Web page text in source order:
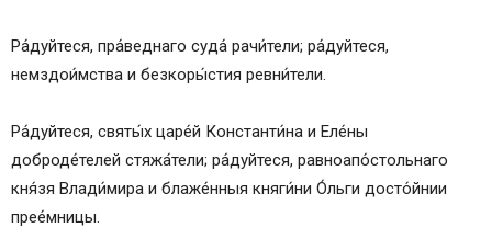
Ра́дуйтеся, пра́веднаго суда́ рачи́тели; ра́дуйтеся,
немздои́мства и безкоры́стия ревни́тели.
Ра́дуйтеся, святы́х царе́й Константи́на и Еле́ны
доброде́телей стяжа́тели; ра́дуйтеся, равноапо́стольнаго
кня́зя Влади́мира и блаже́нныя княги́ни О́льги досто́йнии
прее́мницы.